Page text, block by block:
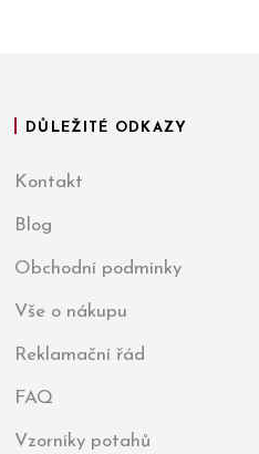
DŮLEŽITÉ ODKAZY
Kontakt
Blog
Obchodní podmínky
Vše o nákupu
Reklamační řád
FAQ
Vzorníky potahů